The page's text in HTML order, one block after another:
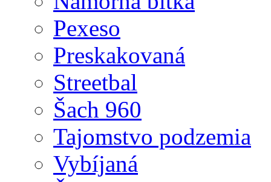
Pexeso
Preskakovaná
Streetbal
Šach 960
Tajomstvo podzemia
Vybíjaná